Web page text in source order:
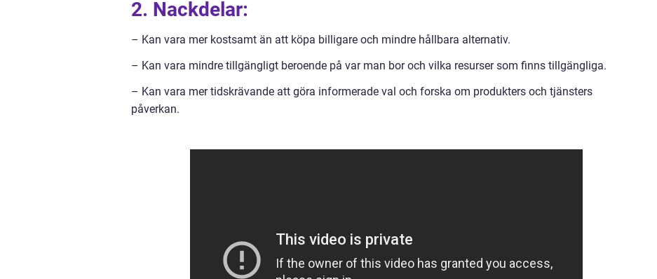
2. Nackdelar:
– Kan vara mer kostsamt än att köpa billigare och mindre hållbara alternativ.
– Kan vara mindre tillgängligt beroende på var man bor och vilka resurser som finns tillgängliga.
– Kan vara mer tidskrävande att göra informerade val och forska om produkters och tjänsters
påverkan.